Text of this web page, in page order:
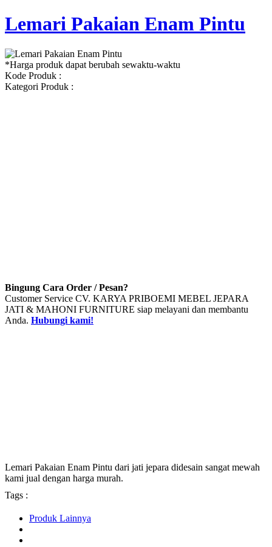
Lemari Pakaian Enam Pintu
*Harga produk dapat berubah sewaktu-waktu
Kode Produk :
Kategori Produk :
Bingung Cara Order / Pesan?
Customer Service CV. KARYA PRIBOEMI MEBEL JEPARA
JATI & MAHONI FURNITURE siap melayani dan membantu
Anda. Hubungi kami!
Lemari Pakaian Enam Pintu dari jati jepara didesain sangat mewah
kami jual dengan harga murah.
Tags :
Produk Lainnya